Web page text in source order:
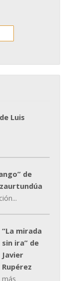
Luis
de
“La mirada
sin ira” de
Javier
Rupérez
más